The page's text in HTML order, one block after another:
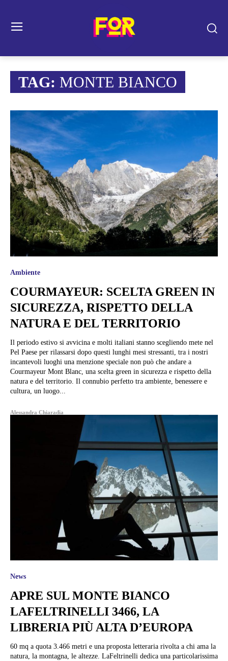
TAG: MONTE BIANCO
Ambiente
COURMAYEUR: SCELTA GREEN IN
SICUREZZA, RISPETTO DELLA
NATURA E DEL TERRITORIO
Il periodo estivo si avvicina e molti italiani stanno scegliendo mete nel
Pel Paese per rilassarsi dopo questi lunghi mesi stressanti, tra i nostri
incantevoli luoghi una menzione speciale non può che andare a
Courmayeur Mont Blanc, una scelta green in sicurezza e rispetto della
natura e del territorio. Il connubio perfetto tra ambiente, benessere e
cultura, un luogo...
Alessandra Chiaradia
News
APRE SUL MONTE BIANCO
LAFELTRINELLI 3466, LA
LIBRERIA PIÙ ALTA D’EUROPA
60 mq a quota 3.466 metri e una proposta letteraria rivolta a chi ama la
natura, la montagna, le altezze. LaFeltrinelli dedica una particolarissima